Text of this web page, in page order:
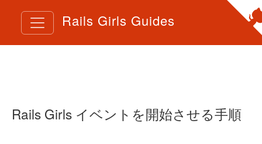
Rails Girls Guides
Rails Girls イベントを開始させる手順